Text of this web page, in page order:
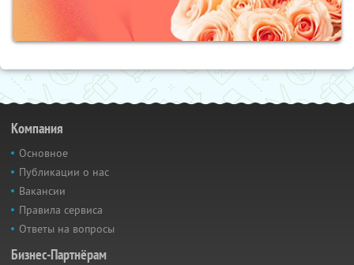
Компания
Основное
Публикации о нас
Вакансии
Правила сервиса
Ответы на вопросы
Бизнес-Партнёрам